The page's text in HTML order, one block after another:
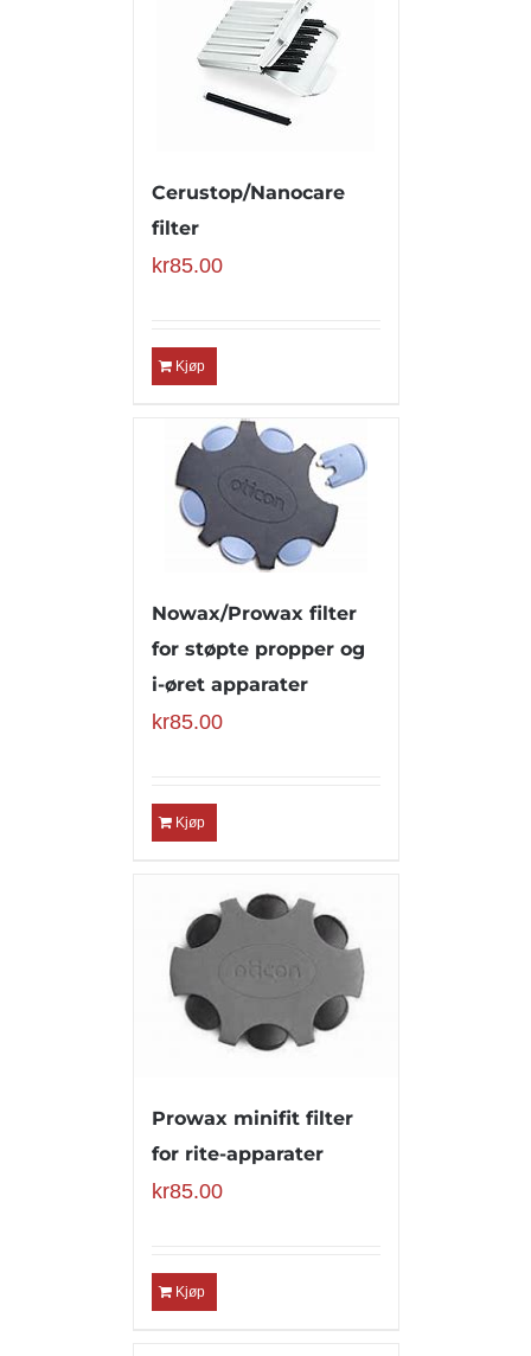
Cerustop/Nanocare
filter
kr85.00
Kjøp
Nowax/Prowax filter
for støpte propper og
i-øret apparater
kr85.00
Kjøp
Prowax minifit filter
for rite-apparater
kr85.00
Kjøp